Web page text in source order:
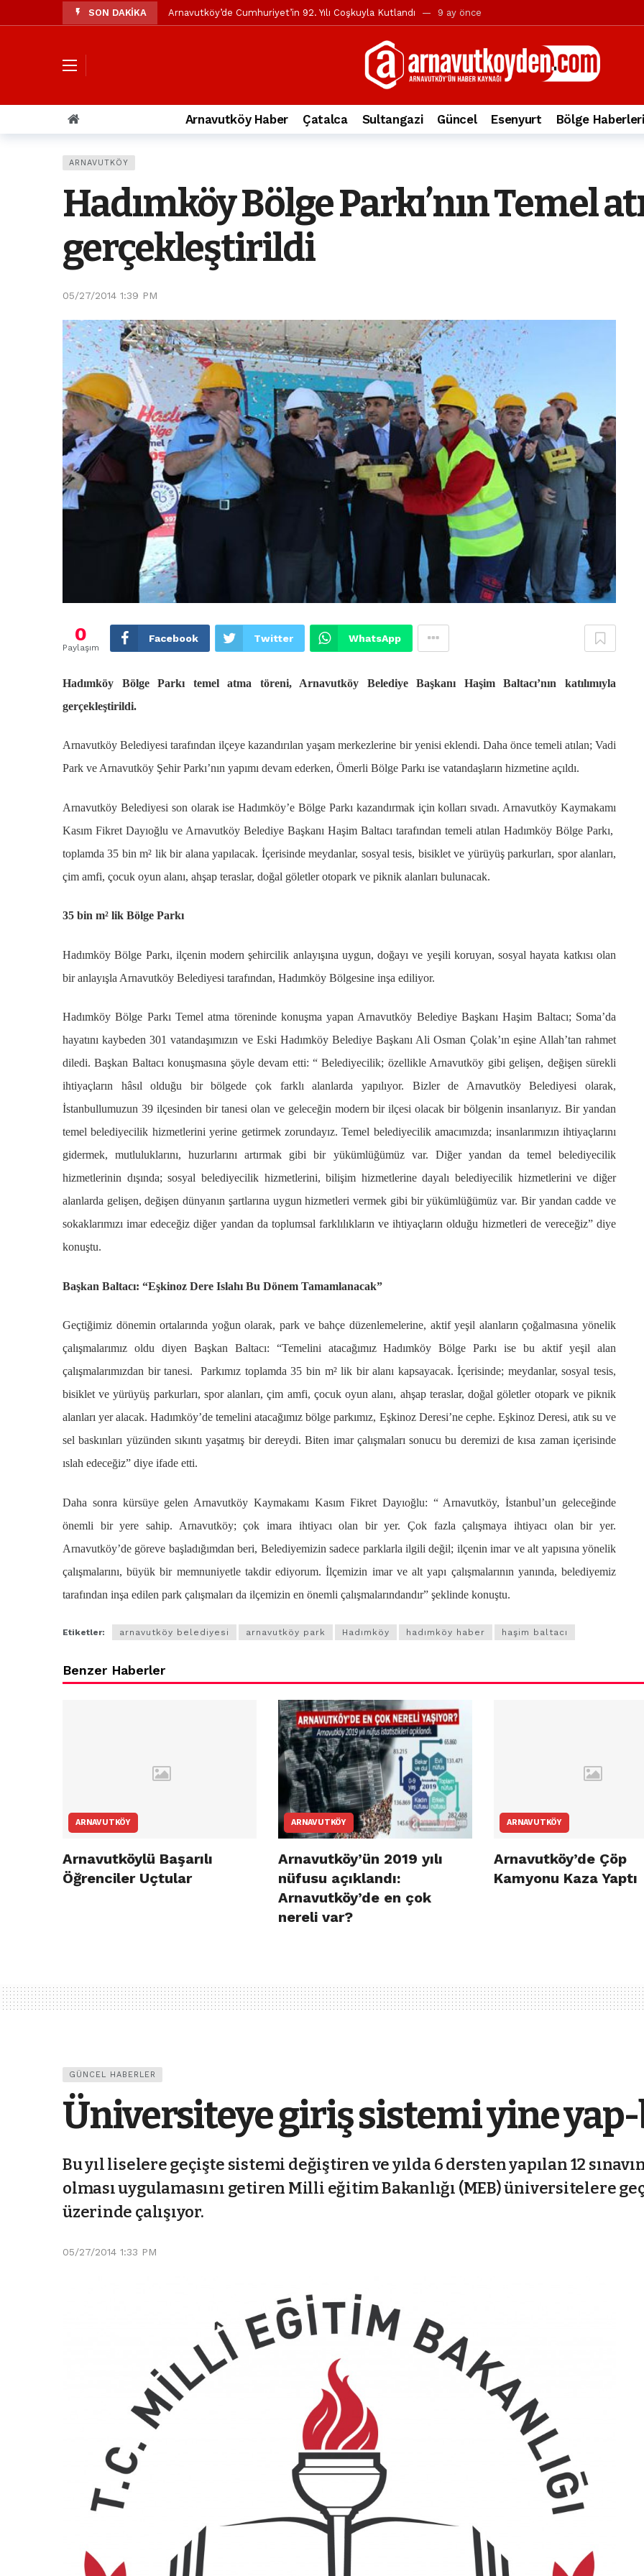
SON DAKİKA Arnavutköy’de Cumhuriyet’in 92. Yılı Coşkuyla Kutlandı 9 ay önce
Özgür Özel’den Arnavutköy Belediyesi’ne ve Mustafa Candaroğlu’na yönelik suçlamalar 10 ay önce
Arnavutköy’ün nüfusu 2024 yılında 344.868’e ulaştı 1 yıl önce
Arnavutköy Taşoluk’ta seyir halindeki otomobil alev alev yandı. 2 yıl önce
Arnavutköy İmrahor Mahallesi sakinleri protesto gösterisi düzenledi 2 yıl önce
İstanbul Havalimanı yolundaki kazada, taksideki yolcu öldü 3 yıl önce
Arnavutkoy Belediyesi’ne su baskını tepkisi 3 yıl önce
Arnavutköy Haber Çatalca Sultangazi Güncel Esenyurt Bölge Haberleri
ARNAVUTKÖY
Hadımköy Bölge Parkı’nın Temel
gerçekleştirildi
05/27/2014 1:39 PM
0
Paylaşım
Facebook Twitter WhatsApp
Hadımköy Bölge Parkı temel atma töreni, Arnavutköy Belediye Başkanı Haşim Baltacı’nın katılımıyla
gerçekleştirildi.
Arnavutköy Belediyesi tarafından ilçeye kazandırılan yaşam merkezlerine bir yenisi eklendi. Daha önce temeli atılan; Vadi
Park ve Arnavutköy Şehir Parkı’nın yapımı devam ederken, Ömerli Bölge Parkı ise vatandaşların hizmetine açıldı.
Arnavutköy Belediyesi son olarak ise Hadımköy’e Bölge Parkı kazandırmak için kolları sıvadı. Arnavutköy Kaymakamı
Kasım Fikret Dayıoğlu ve Arnavutköy Belediye Başkanı Haşim Baltacı tarafından temeli atılan Hadımköy Bölge Parkı,
toplamda 35 bin m² lik bir alana yapılacak. İçerisinde meydanlar, sosyal tesis, bisiklet ve yürüyüş parkurları, spor alanları,
çim amfi, çocuk oyun alanı, ahşap teraslar, doğal göletler otopark ve piknik alanları bulunacak.
35 bin m² lik Bölge Parkı
Hadımköy Bölge Parkı, ilçenin modern şehircilik anlayışına uygun, doğayı ve yeşili koruyan, sosyal hayata katkısı olan
bir anlayışla Arnavutköy Belediyesi tarafından, Hadımköy Bölgesine inşa ediliyor.
Hadımköy Bölge Parkı Temel atma töreninde konuşma yapan Arnavutköy Belediye Başkanı Haşim Baltacı; Soma’da
hayatını kaybeden 301 vatandaşımızın ve Eski Hadımköy Belediye Başkanı Ali Osman Çolak’ın eşine Allah’tan rahmet
diledi. Başkan Baltacı konuşmasına şöyle devam etti: “ Belediyecilik; özellikle Arnavutköy gibi gelişen, değişen sürekli
ihtiyaçların hâsıl olduğu bir bölgede çok farklı alanlarda yapılıyor. Bizler de Arnavutköy Belediyesi olarak,
İstanbullumuzun 39 ilçesinden bir tanesi olan ve geleceğin modern bir ilçesi olacak bir bölgenin insanlarıyız. Bir yandan
temel belediyecilik hizmetlerini yerine getirmek zorundayız. Temel belediyecilik amacımızda; insanlarımızın ihtiyaçlarını
gidermek, mutluluklarını, huzurlarını artırmak gibi bir yükümlüğümüz var. Diğer yandan da temel belediyecilik
hizmetlerinin dışında; sosyal belediyecilik hizmetlerini, bilişim hizmetlerine dayalı belediyecilik hizmetlerini ve diğer
alanlarda gelişen, değişen dünyanın şartlarına uygun hizmetleri vermek gibi bir yükümlüğümüz var. Bir yandan cadde ve
sokaklarımızı imar edeceğiz diğer yandan da toplumsal farklılıkların ve ihtiyaçların olduğu hizmetleri de vereceğiz” diye
konuştu.
Başkan Baltacı: “Eşkinoz Dere Islahı Bu Dönem Tamamlanacak”
Geçtiğimiz dönemin ortalarında yoğun olarak, park ve bahçe düzenlemelerine, aktif yeşil alanların çoğalmasına yönelik
çalışmalarımız oldu diyen Başkan Baltacı: “Temelini atacağımız Hadımköy Bölge Parkı ise bu aktif yeşil alan
çalışmalarımızdan bir tanesi. Parkımız toplamda 35 bin m² lik bir alanı kapsayacak. İçerisinde; meydanlar, sosyal tesis,
bisiklet ve yürüyüş parkurları, spor alanları, çim amfi, çocuk oyun alanı, ahşap teraslar, doğal göletler otopark ve piknik
alanları yer alacak. Hadımköy’de temelini atacağımız bölge parkımız, Eşkinoz Deresi’ne cephe. Eşkinoz Deresi, atık su ve
sel baskınları yüzünden sıkıntı yaşatmış bir dereydi. Biten imar çalışmaları sonucu bu deremizi de kısa zaman içerisinde
ıslah edeceğiz” diye ifade etti.
Daha sonra kürsüye gelen Arnavutköy Kaymakamı Kasım Fikret Dayıoğlu: “ Arnavutköy, İstanbul’un geleceğinde
önemli bir yere sahip. Arnavutköy; çok imara ihtiyacı olan bir yer. Çok fazla çalışmaya ihtiyacı olan bir yer.
Arnavutköy’de göreve başladığımdan beri, Belediyemizin sadece parklarla ilgili değil; ilçenin imar ve alt yapısına yönelik
çalışmalarını, büyük bir memnuniyetle takdir ediyorum. İlçemizin imar ve alt yapı çalışmalarının yanında, belediyemiz
tarafından inşa edilen park çalışmaları da ilçemizin en önemli çalışmalarındandır” şeklinde konuştu.
Etiketler: arnavutköy belediyesi arnavutköy park Hadımköy hadımköy haber haşim baltacı
ve
Arnavutköy’ün
nüfusu 2024
yılında
344.868’e ulaştı
Arnavutköy
Taşoluk’ta seyir
halindeki
otomobil alev
alev yandı.
Benzer Haberler
ARNAVUTKÖY
Arnavutköylü Başarılı
Öğrenciler Uçtular
ARNAVUTKÖY
Arnavutköy’ün 2019 yılı
nüfusu açıklandı:
Arnavutköy’de en çok
nereli var?
ARNAVUTKÖY
Arnavutköy’de Çöp
Kamyonu Kaza Yaptı
GÜNCEL HABERLER
Üniversiteye giriş sistemi yine
Bu yıl liselere geçişte sistemi değiştiren ve yılda 6 dersten yapılan 12
olması uygulamasını getiren Milli eğitim Bakanlığı (MEB) üniversitelere
üzerinde çalışıyor.
05/27/2014 1:33 PM